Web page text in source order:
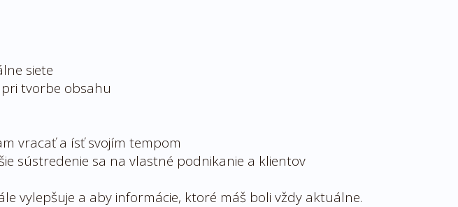
siete
tvorbe obsahu
vracať a ísť svojím tempom
sústredenie sa na vlastné podnikanie a klientov
vylepšuje a aby informácie, ktoré máš boli vždy aktuálne.